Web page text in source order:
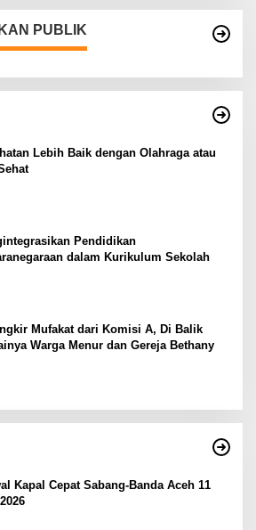
PUBLIK
Lebih Baik dengan Olahraga atau
Pendidikan
dalam Kurikulum Sekolah
Mufakat dari Komisi A, Di Balik
Warga Menur dan Gereja Bethany
Kapal Cepat Sabang-Banda Aceh 11